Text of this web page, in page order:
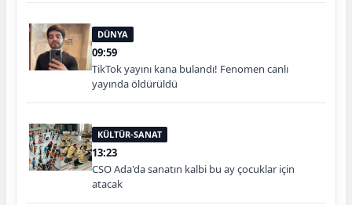
DÜNYA
09:59
TikTok yayını kana bulandı! Fenomen canlı
yayında öldürüldü
KÜLTÜR-SANAT
13:23
CSO Ada'da sanatın kalbi bu ay çocuklar için
atacak